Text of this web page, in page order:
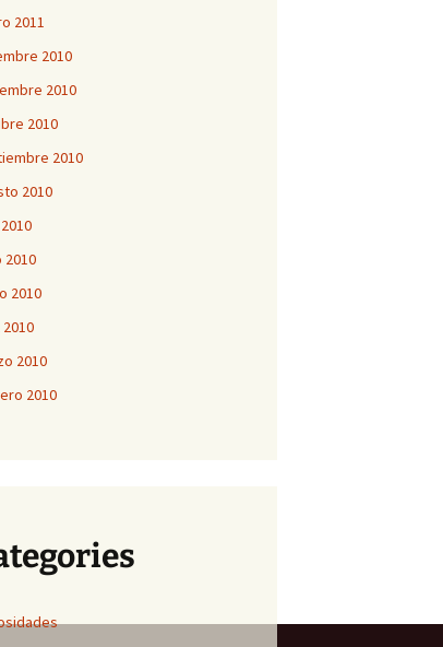
2011
2010
2010
2010
2010
2010
2010
2010
2010
2010